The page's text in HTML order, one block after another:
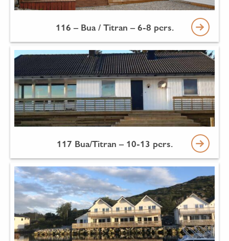
116 – Bua / Titran – 6-8 pers.
117 Bua/Titran – 10-13 pers.